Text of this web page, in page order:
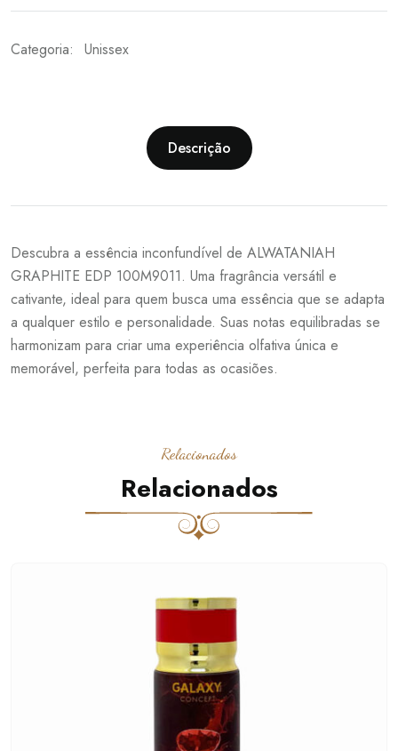
Categoria: Unissex
Descrição
Descubra a essência inconfundível de ALWATANIAH
GRAPHITE EDP 100M9011. Uma fragrância versátil e
cativante, ideal para quem busca uma essência que se adapta
a qualquer estilo e personalidade. Suas notas equilibradas se
harmonizam para criar uma experiência olfativa única e
memorável, perfeita para todas as ocasiões.
Relacionados
Relacionados